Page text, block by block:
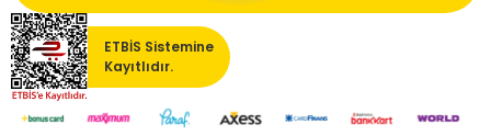
ETBİS Sistemine
Kayıtlıdır.